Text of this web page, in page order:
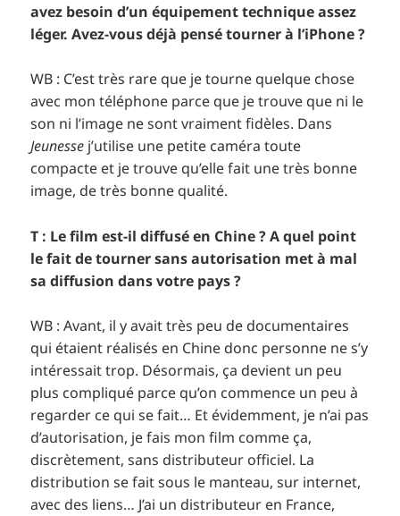
avez besoin d’un équipement technique assez
léger. Avez-vous déjà pensé tourner à l’iPhone ?
WB : C’est très rare que je tourne quelque chose
avec mon téléphone parce que je trouve que ni le
son ni l’image ne sont vraiment fidèles. Dans
Jeunesse j’utilise une petite caméra toute
compacte et je trouve qu’elle fait une très bonne
image, de très bonne qualité.
T : Le film est-il diffusé en Chine ? A quel point
le fait de tourner sans autorisation met à mal
sa diffusion dans votre pays ?
WB : Avant, il y avait très peu de documentaires
qui étaient réalisés en Chine donc personne ne s’y
intéressait trop. Désormais, ça devient un peu
plus compliqué parce qu’on commence un peu à
regarder ce qui se fait… Et évidemment, je n’ai pas
d’autorisation, je fais mon film comme ça,
discrètement, sans distributeur officiel. La
distribution se fait sous le manteau, sur internet,
avec des liens… J’ai un distributeur en France,